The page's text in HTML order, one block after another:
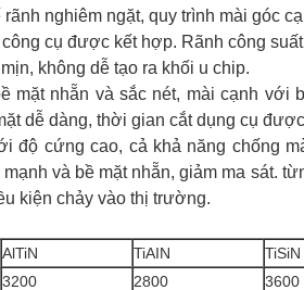
nghiêm ngặt, quy trình mài góc
cụ được kết hợp. Rãnh công
không dễ tạo ra khối u chip.
mặt nhẵn và sắc nét, mài cạnh với
dễ dàng, thời gian cắt dụng cụ
độ cứng cao, cả khả năng chống
và bề mặt nhẵn, giảm ma sát.
kiện chảy vào thị trường.
AlTiN TiAIN TiSiN
3200 2800 3600